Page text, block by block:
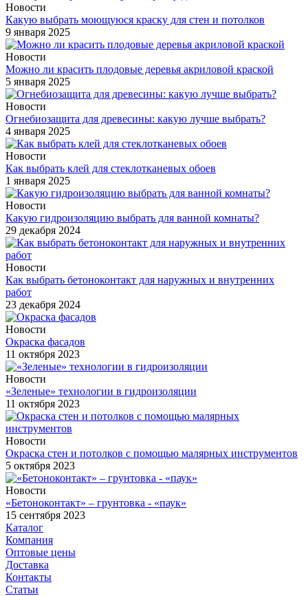
Новости
Какую выбрать моющуюся краску для стен и потолков
9 января 2025
Новости
Можно ли красить плодовые деревья акриловой краской
5 января 2025
Новости
Огнебиозащита для древесины: какую лучше выбрать?
4 января 2025
Новости
Как выбрать клей для стеклотканевых обоев
1 января 2025
Новости
Какую гидроизоляцию выбрать для ванной комнаты?
29 декабря 2024
Новости
Как выбрать бетоноконтакт для наружных и внутренних
работ
23 декабря 2024
Новости
Окраска фасадов
11 октября 2023
Новости
«Зеленые» технологии в гидроизоляции
11 октября 2023
Новости
Окраска стен и потолков с помощью малярных инструментов
5 октября 2023
Новости
«Бетоноконтакт» – грунтовка - «паук»
15 сентября 2023
Каталог
Компания
Оптовые цены
Доставка
Контакты
Статьи